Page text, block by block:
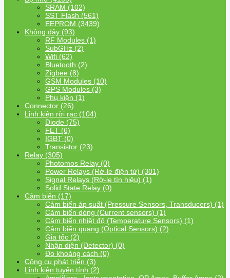
SRAM (102)
SST Flash (561)
EEPROM (3439)
Không dây (93)
RF Modules (1)
SubGHz (2)
Wifi (62)
Bluetooth (2)
Zigbee (8)
GSM Modules (10)
GPS Modules (3)
Phụ kiện (1)
Connector (26)
Linh kiện rời rạc (104)
Diode (75)
FET (6)
IGBT (0)
Transistor (23)
Relay (305)
Photomos Relay (0)
Power Relays (Rờ-le điện từ) (301)
Signal Relays (Rờ-le tín hiệu) (1)
Solid State Relay (0)
Cảm biến (17)
Cảm biến áp suất (Pressure Sensors, Transducers) (1)
Cảm biến dòng (Current sensors) (1)
Cảm biến nhiệt độ (Temperature Sensors) (1)
Cảm biến quang (Optical Sensors) (2)
Gia tốc (2)
Nhận diện (Detector) (0)
Đo khoảng cách (0)
Công cụ phát triển (3)
Linh kiện tuyến tính (2)